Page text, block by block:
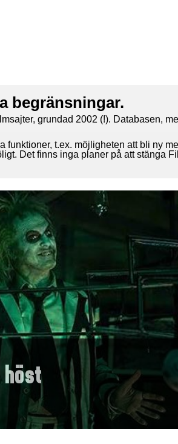
begränsningar.
grundad 2002 (!). Databasen,
funktioner, t.ex. möjligheten att bli ny
Det finns inga planer på att stänga